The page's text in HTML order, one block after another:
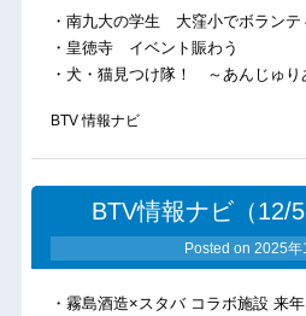
・南九大の学生 大窪小でボランテ
・皇徳寺 イベント賑わう
・犬・猫見つけ隊！ ～あんじゅり
BTV 情報ナビ
BTV情報ナビ（12/5
Posted on 2025年
・霧島酒造×スタバ コラボ施設 来